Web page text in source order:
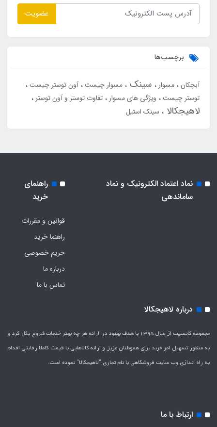
عضویت
برچسب‌ها
آبچکان مسوار سینک مسوار چیست آون توستر چیست
توستر چیست
ویژگی های مسوار تفاوت توستر و آون توستر
لاهیجکالا سینک استیل
نماد اعتماد الکترونیک و نماد
ساماندهی
راهنمای
خرید
قوانین و مقررات
راهنما خرید
حریم خصوصی
درباره ما
تماس با ما
درباره لاهیجکالا
مجموعه کانسپت از سال 1395 با هدف بهبود در ارائه هر چه بهتر خدمات شروع بکار کرد و
به منظور تسهیل امر خرید برای هموطنان عزیز و ارائه کالاهایی با قیمت کاملاَ رقابتی اقدام
به راه اندازی وب سایت فروشگاهی با نام تجاری "لاهیج­کالا" نموده است.
ارتباط با ما